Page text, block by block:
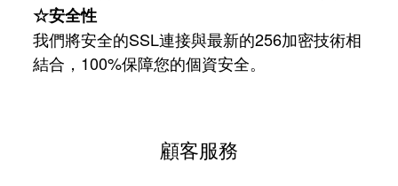
☆安全性
我們將安全的SSL連接與最新的256加密技術相
結合，100%保障您的個資安全。
顧客服務